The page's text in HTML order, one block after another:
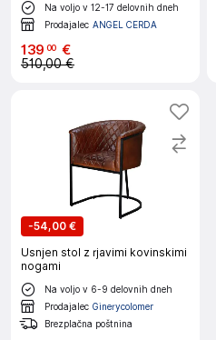
Na voljo v 12-17 delovnih dneh
Prodajalec ANGEL CERDA
139 00 €
510,00 €
-54,00 €
Usnjen stol z rjavimi kovinskimi
nogami
Na voljo v 6-9 delovnih dneh
Prodajalec Ginerycolomer
Brezplačna poštnina